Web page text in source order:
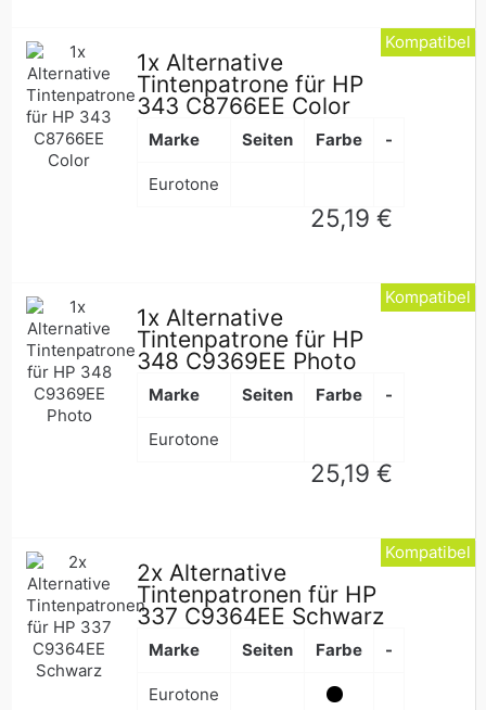
1x Alternative
Tintenpatrone für HP
343 C8766EE Color
Marke Seiten Farbe -
Eurotone
Normaler
Preis
25,19 €
Kompatibel
1x Alternative
Tintenpatrone für HP
348 C9369EE Photo
Marke Seiten Farbe -
Eurotone
Normaler
Preis
25,19 €
Kompatibel
2x Alternative
Tintenpatronen für HP
337 C9364EE Schwarz
Marke Seiten Farbe -
Eurotone
Kompatibel